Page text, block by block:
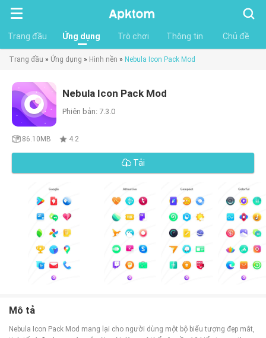
Tìm
kiếm
Trang đầu
Ứng dụng Trò chơi Thông tin Chủ đề
Trang đầu » Ứng dụng » Hình nền » Nebula Icon Pack Mod
Nebula Icon Pack Mod
Phiên bản: 7.3.0
86.10MB 4.2
Tải
Mô tả
Nebula Icon Pack Mod mang lại cho người dùng một bộ biểu tượng đẹp mắt,